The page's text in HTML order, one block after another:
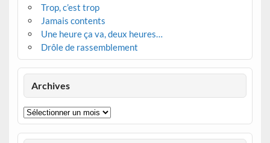
Trop, c’est trop
Jamais contents
Une heure ça va, deux heures…
Drôle de rassemblement
Archives
Archives